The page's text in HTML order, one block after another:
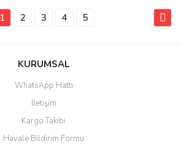
1 2 3 4 5
KURUMSAL
WhatsApp Hattı
İletişim
Kargo Takibi
Havale Bildirim Formu